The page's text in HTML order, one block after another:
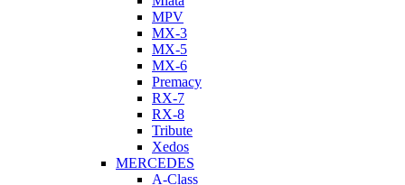
MPV
MX-3
MX-5
MX-6
Premacy
RX-7
RX-8
Tribute
Xedos
MERCEDES
A-Class